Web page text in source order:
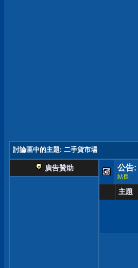
討論區中的主題: 二手貨市場
廣告贊助 公告:
站長
主題